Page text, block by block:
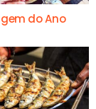
do Ano